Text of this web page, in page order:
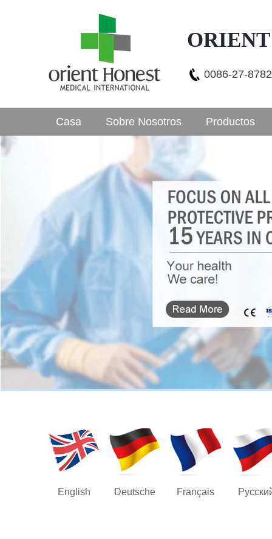
0086-27-
Casa Sobre Nosotros Productos
English Deutsche Français